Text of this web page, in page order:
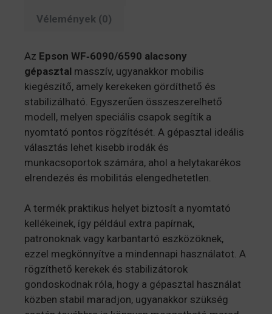
Vélemények (0)
Az Epson WF‑6090/6590 alacsony
gépasztal masszív, ugyanakkor mobilis
kiegészítő, amely kerekeken gördíthető és
stabilizálható. Egyszerűen összeszerelhető
modell, melyen speciális csapok segítik a
nyomtató pontos rögzítését. A gépasztal ideális
választás lehet kisebb irodák és
munkacsoportok számára, ahol a helytakarékos
elrendezés és mobilitás elengedhetetlen.
A termék praktikus helyet biztosít a nyomtató
kellékeinek, így például extra papírnak,
patronoknak vagy karbantartó eszközöknek,
ezzel megkönnyítve a mindennapi használatot. A
rögzíthető kerekek és stabilizátorok
gondoskodnak róla, hogy a gépasztal használat
közben stabil maradjon, ugyanakkor szükség